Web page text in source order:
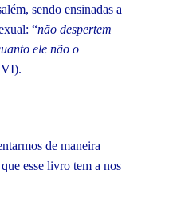
sendo ensinadas a
“não despertem
ele não o
de maneira
esse livro tem a nos